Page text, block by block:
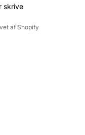
skrive
af Shopify